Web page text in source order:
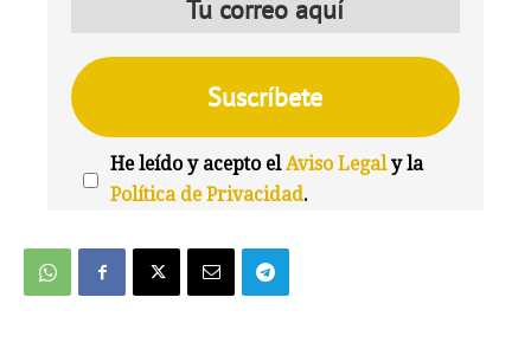
He leído y acepto elAviso Legaly la
Política de Privacidad.